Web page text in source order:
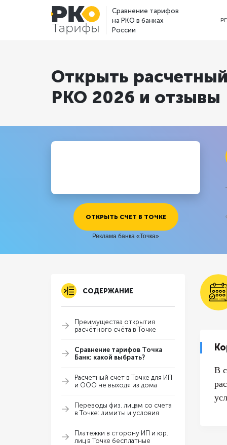
Сравнение тарифов
на РКО в банках
России
Открыть
РКО 2026 и отзывы
ОТКРЫТЬ СЧЕТ В ТОЧКЕ
Реклама банка «Точка»
СОДЕРЖАНИЕ
Преимущества открытия
расчётного счёта в Точке
Сравнение тарифов Точка
Банк: какой выбрать?
Расчетный счет в Точке для ИП
и ООО не выходя из дома
Переводы физ. лицам со счета
в Точке: лимиты и условия
Платежки в сторону ИП и юр.
лиц в Точке бесплатные
В